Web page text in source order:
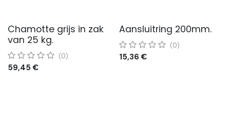
Chamotte grijs in zak
van 25 kg.
(0)
59,45 €
Aansluitring 200mm.
(0)
15,36 €